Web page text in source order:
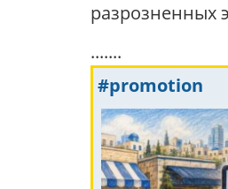
разрозненных
.......
#promotion